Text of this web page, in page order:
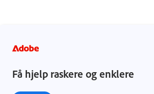
Få hjelp raskere og enklere